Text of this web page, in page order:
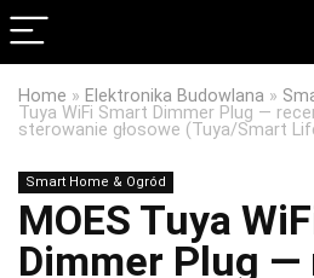
Home » Elektronika Budowlana »
Tuya WiFi Smart Dimmer Plug —
sterowanie głosowe (Tuya/Smart
Smart Home & Ogród
MOES Tuya
Dimmer Plug —